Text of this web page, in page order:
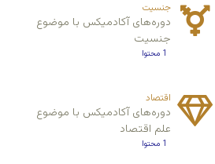
جنسیت
دوره‌های آکادمیکس با موضوع
جنسیت
1 محتوا
اقتصاد
دوره‌های آکادمیکس با موضوع
علم اقتصاد
1 محتوا